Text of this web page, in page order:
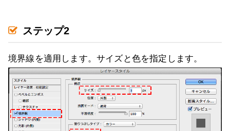
ステップ2
境界線を適用します。サイズと色を指定します。